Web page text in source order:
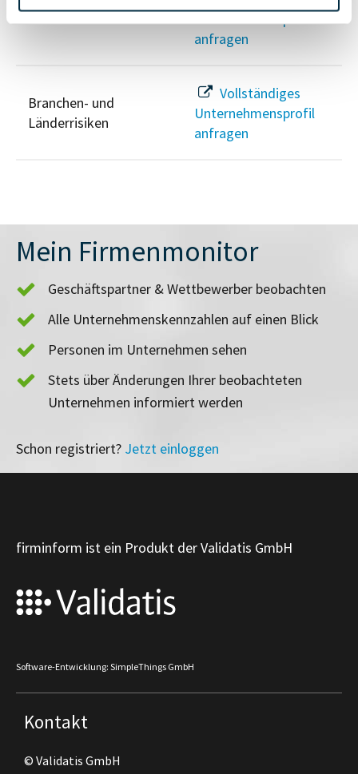
Insolvenzinformationen
anfragen
Branchen- und
Länderrisiken
Vollständiges
Unternehmensprofil
anfragen
Mein Firmenmonitor
Geschäftspartner & Wettbewerber beobachten
Alle Unternehmenskennzahlen auf einen Blick
Personen im Unternehmen sehen
Stets über Änderungen Ihrer beobachteten
Unternehmen informiert werden
Schon registriert? Jetzt einloggen
firminform ist ein Produkt der Validatis GmbH
Software-Entwicklung: SimpleThings GmbH
Kontakt
© Validatis GmbH